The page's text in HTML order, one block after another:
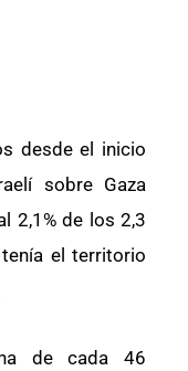
desde el inicio
sobre Gaza
2,1% de los 2,3
el territorio
de cada 46